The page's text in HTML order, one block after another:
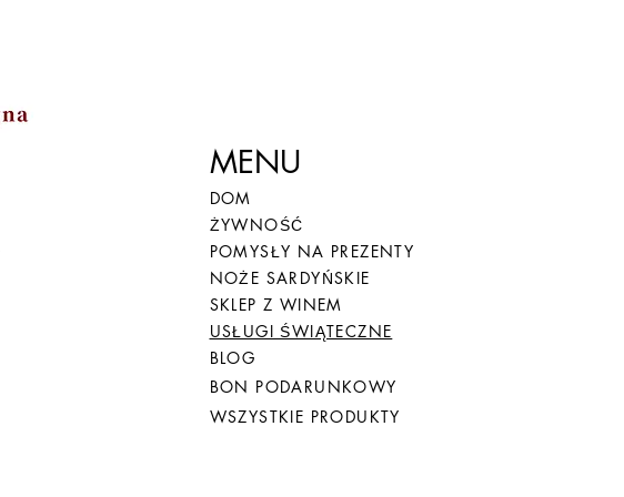
MENU
DOM
ŻYWNOŚĆ
POMYSŁY NA PREZENTY
NOŻE SARDYŃSKIE
SKLEP Z WINEM
USŁUGI ŚWIĄTECZNE
BLOG
BON PODARUNKOWY
WSZYSTKIE PRODUKTY